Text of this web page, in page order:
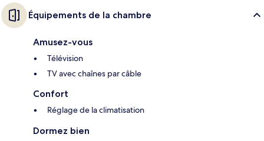
Équipements de la chambre
Amusez-vous
Télévision
TV avec chaînes par câble
Confort
Réglage de la climatisation
Dormez bien